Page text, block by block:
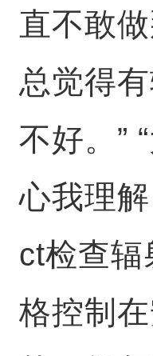
直不敢
总觉得
不好。”
心我理
ct检查辐
格控制